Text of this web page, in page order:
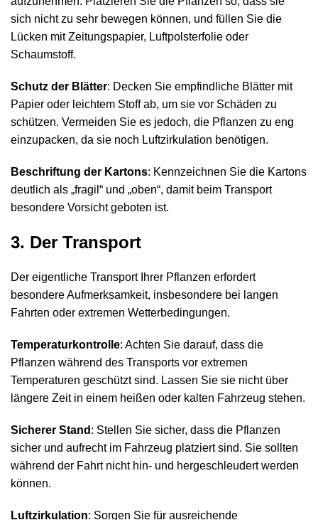
sich nicht zu sehr bewegen können, und füllen Sie die
Lücken mit Zeitungspapier, Luftpolsterfolie oder
Schaumstoff.
Schutz der Blätter: Decken Sie empfindliche Blätter mit
Papier oder leichtem Stoff ab, um sie vor Schäden zu
schützen. Vermeiden Sie es jedoch, die Pflanzen zu eng
einzupacken, da sie noch Luftzirkulation benötigen.
Beschriftung der Kartons: Kennzeichnen Sie die Kartons
deutlich als „fragil“ und „oben“, damit beim Transport
besondere Vorsicht geboten ist.
3. Der Transport
Der eigentliche Transport Ihrer Pflanzen erfordert
besondere Aufmerksamkeit, insbesondere bei langen
Fahrten oder extremen Wetterbedingungen.
Temperaturkontrolle: Achten Sie darauf, dass die
Pflanzen während des Transports vor extremen
Temperaturen geschützt sind. Lassen Sie sie nicht über
längere Zeit in einem heißen oder kalten Fahrzeug stehen.
Sicherer Stand : Stellen Sie sicher, dass die Pflanzen
sicher und aufrecht im Fahrzeug platziert sind. Sie sollten
während der Fahrt nicht hin- und hergeschleudert werden
können.
Luftzirkulation: Sorgen Sie für ausreichende